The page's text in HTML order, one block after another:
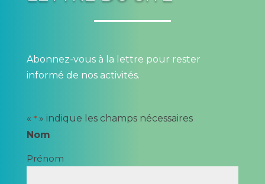
Abonnez-vous à la lettre pour rester
informé de nos activités.
« *» indique les champs nécessaires
Nom
Prénom